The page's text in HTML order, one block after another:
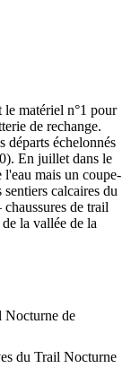
le matériel n°1 pour
de rechange.
départs échelonnés
En juillet dans le
l'eau mais un coupe-
calcaires du
de trail
la vallée de la
Nocturne de
du Trail Nocturne